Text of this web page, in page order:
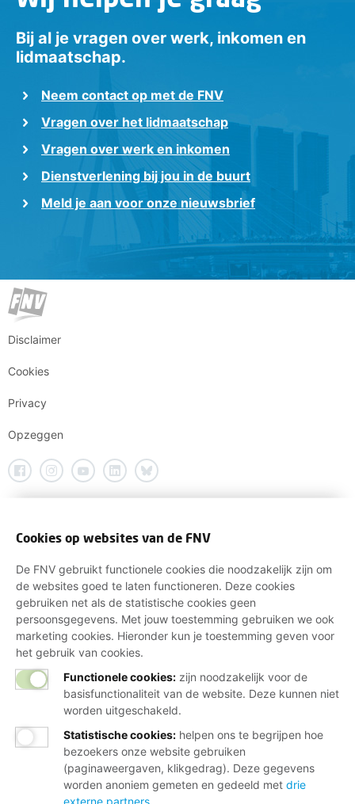
Bij al je vragen over werk, inkomen en
lidmaatschap.
Neem contact op met de FNV
Vragen over het lidmaatschap
Vragen over werk en inkomen
Dienstverlening bij jou in de buurt
Meld je aan voor onze nieuwsbrief
Disclaimer
Cookies
Privacy
Opzeggen
Cookies op websites van de FNV
De FNV gebruikt functionele cookies die noodzakelijk zijn om
de websites goed te laten functioneren. Deze cookies
gebruiken net als de statistische cookies geen
persoonsgegevens. Met jouw toestemming gebruiken we ook
marketing cookies. Hieronder kun je toestemming geven voor
het gebruik van cookies.
Functionele cookies: zijn noodzakelijk voor de
basisfunctionaliteit van de website. Deze kunnen niet
worden uitgeschakeld.
Statistische cookies: helpen ons te begrijpen hoe
bezoekers onze website gebruiken
(paginaweergaven, klikgedrag). Deze gegevens
worden anoniem gemeten en gedeeld met drie
externe partners